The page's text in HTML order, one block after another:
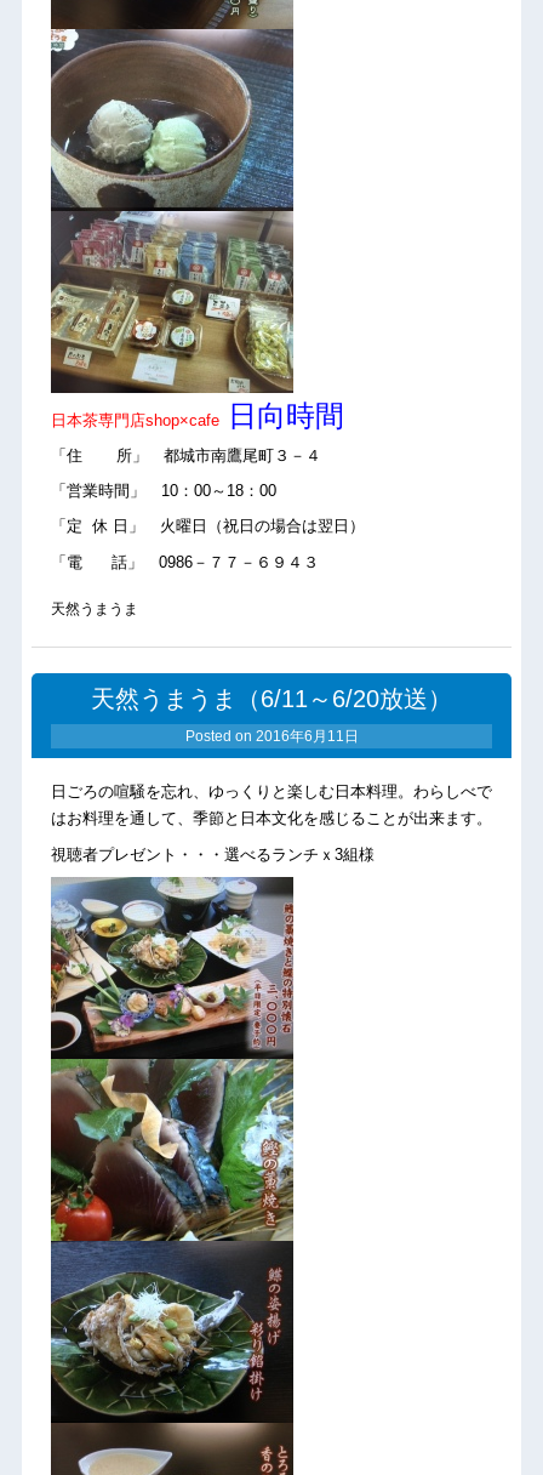
日本茶専門店shop×cafe日向時間
「住 所」 都城市南鷹尾町３－４
「営業時間」 10：00～18：00
「定 休 日」 火曜日（祝日の場合は翌日）
「電 話」 0986－７７－６９４３
天然うまうま
天然うまうま（6/11～6/20放送）
Posted on 2016年6月11日
日ごろの喧騒を忘れ、ゆっくりと楽しむ日本料理。わらしべで
はお料理を通して、季節と日本文化を感じることが出来ます。
視聴者プレゼント・・・選べるランチｘ3組様